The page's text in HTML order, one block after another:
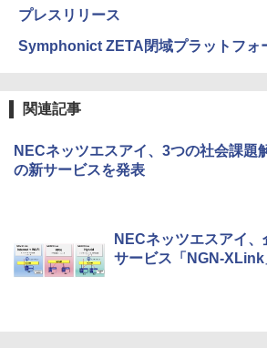
プレスリリース
Symphonict ZETA閉域プラットフォ
関連記事
NECネッツエスアイ、3つの社会課題
の新サービスを発表
NECネッツエスアイ
サービス「NGN-XLink